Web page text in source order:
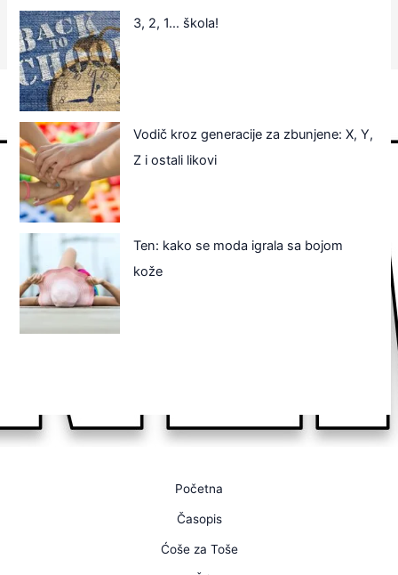
3, 2, 1… škola!
Vodič kroz generacije za zbunjene: X, Y,
Z i ostali likovi
Ten: kako se moda igrala sa bojom
kože
Početna
Časopis
Ćoše za Toše